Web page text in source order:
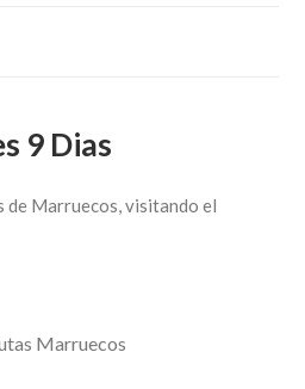
9 Dias
de Marruecos, visitando el
Marruecos